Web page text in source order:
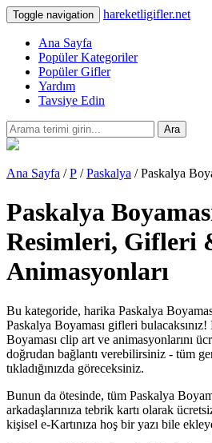
Toggle navigation hareketligifler.net
Ana Sayfa
Popüler Kategoriler
Popüler Gifler
Yardım
Tavsiye Edin
Ara
Ana Sayfa /P /Paskalya / Paskalya
Paskalya
Resimleri, Gifleri
Animasyonları
Bu kategoride, harika Paskalya
Paskalya Boyaması gifleri
Boyaması clip art ve animasyonlarını
doğrudan bağlantı verebilirsiniz - tüm
tıkladığınızda göreceksiniz.
Bunun da ötesinde, tüm Paskalya
arkadaşlarınıza tebrik kartı olarak
kişisel e-Kartınıza hoş bir yazı bile